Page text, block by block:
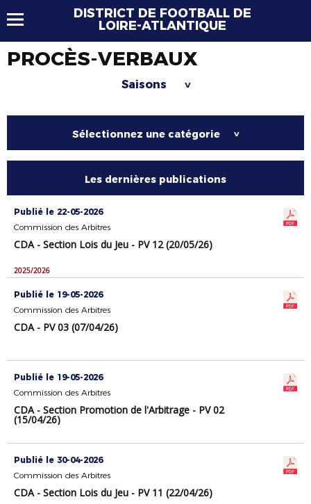
DISTRICT DE FOOTBALL DE
LOIRE-ATLANTIQUE
PROCÈS-VERBAUX
Saisons >
Sélectionnez une catégorie >
Les dernières publications
Publié le 22-05-2026
Commission des Arbitres
CDA - Section Lois du Jeu - PV 12 (20/05/26)
2025/2026
Publié le 19-05-2026
Commission des Arbitres
CDA - PV 03 (07/04/26)
Publié le 19-05-2026
Commission des Arbitres
CDA - Section Promotion de l'Arbitrage - PV 02
(15/04/26)
Publié le 30-04-2026
Commission des Arbitres
CDA - Section Lois du Jeu - PV 11 (22/04/26)